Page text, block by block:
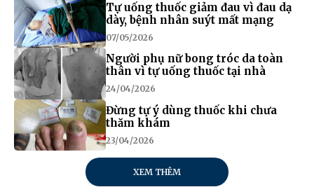
Tự uống thuốc giảm đau vì đau dạ
dày, bệnh nhân suýt mất mạng
07/05/2026
Người phụ nữ bong tróc da toàn
thân vì tự uống thuốc tại nhà
24/04/2026
Đừng tự ý dùng thuốc khi chưa
thăm khám
23/04/2026
XEM THÊM